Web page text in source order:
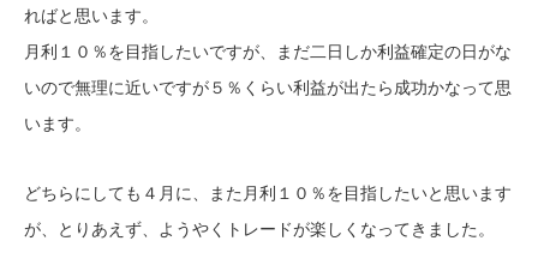
ればと思います。
月利１０％を目指したいですが、まだ二日しか利益確定の日がな
いので無理に近いですが５％くらい利益が出たら成功かなって思
います。
どちらにしても４月に、また月利１０％を目指したいと思います
が、とりあえず、ようやくトレードが楽しくなってきました。